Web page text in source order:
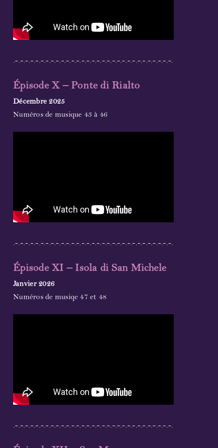
.-.-.-.-.-.-.-.-.-.-.-.-.-.-.-.-.-.-.-.-.-.-.-.-.-.-.-.-.-.-.-.
Épisode X – Ponte di Rialto
Décembre 2025
Numéros de musique 43 à 46
.-.-.-.-.-.-.-.-.-.-.-.-.-.-.-.-.-.-.-.-.-.-.-.-.-.-.-.-.-.-.-.
Épisode XI – Isola di San Michele
Janvier 2026
Numéros de musiqe 47 et 48
.-.-.-.-.-.-.-.-.-.-.-.-.-.-.-.-.-.-.-.-.-.-.-.-.-.-.-.-.-.-.-.